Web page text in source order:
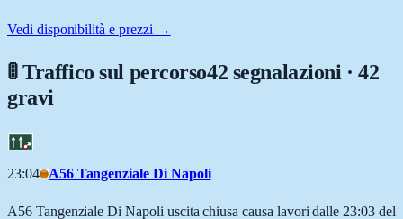
Vedi disponibilità e prezzi →
🚦 Traffico sul percorso42 segnalazioni · 42
gravi
23:04 A56 Tangenziale Di Napoli
A56 Tangenziale Di Napoli uscita chiusa causa lavori dalle 23:03 del